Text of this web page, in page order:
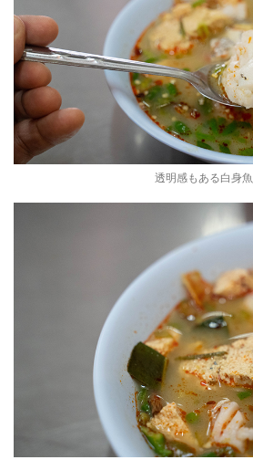
透明感もある白身魚